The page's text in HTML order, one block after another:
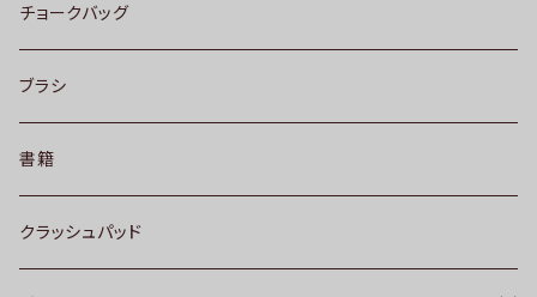
SCARPA
SoiLL
ハーネス
クイックドロー
カラビナ
トップス
靴下
チョークバッグ
ブラシ
書籍
クラッシュパッド